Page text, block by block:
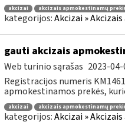
akcizai akcizais apmokestinamų
kategorijos:Akcizai »
gauti akcizais
Web turinio sąrašas 2023-04-
Registracijos numeris
apmokestinamos prekės,
akcizai akcizais apmokestinamų
kategorijos:Akcizai »